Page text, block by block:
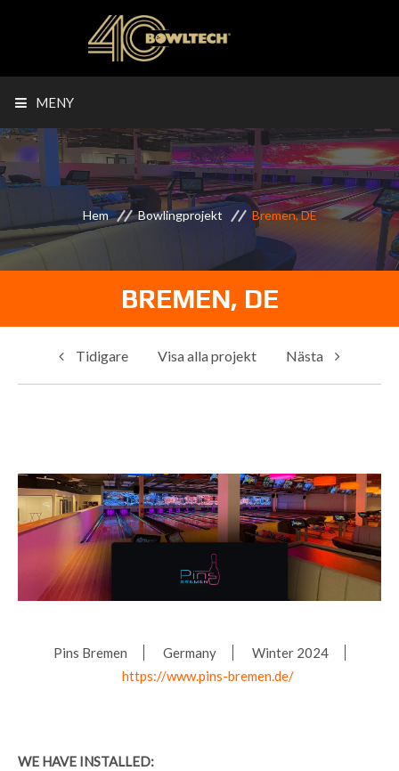
MENY
Hem Bowlingprojekt Bremen, DE
BREMEN, DE
Tidigare Visa alla projekt Nästa
Pins Bremen Germany
Winter 2024
https://www.pins-bremen.de/
WE HAVE INSTALLED: